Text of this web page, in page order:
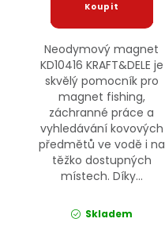
Neodymový magnet
KD10416 KRAFT&DELE je
skvělý pomocník pro
magnet fishing,
záchranné práce a
vyhledávání kovových
předmětů ve vodě i na
těžko dostupných
místech. Díky...
Skladem